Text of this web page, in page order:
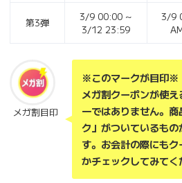
第3弾
3/9 00:00 ~
3/12 23:59
3/9
メガ割目印
※このマークが目印※
メガ割クーポンが使
一ではありません。
ク」がついているも
す。お会計の際にも
かチェックしてみてく